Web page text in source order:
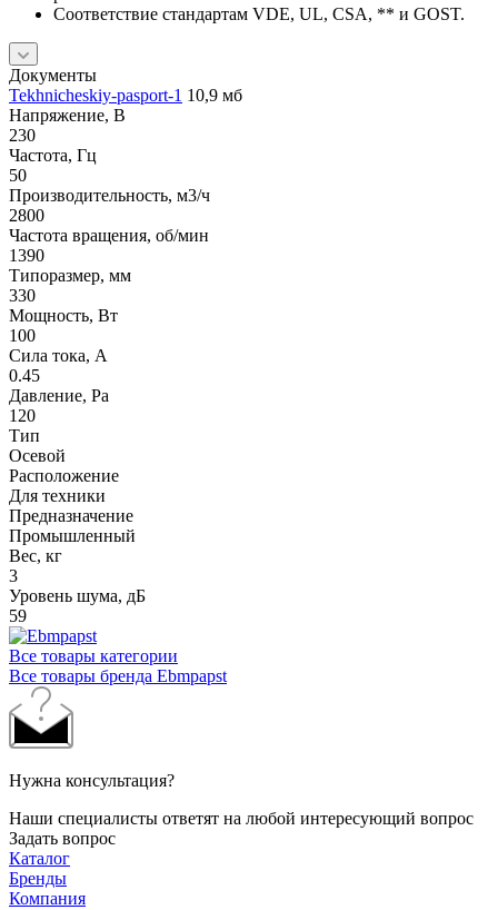
Соответствие стандартам VDE, UL, CSA, ** и GOST.
Документы
Tekhnicheskiy-pasport-1 10,9 мб
Напряжение, В
230
Частота, Гц
50
Производительность, м3/ч
2800
Частота вращения, об/мин
1390
Типоразмер, мм
330
Мощность, Вт
100
Сила тока, A
0.45
Давление, Pa
120
Тип
Осевой
Расположение
Для техники
Предназначение
Промышленный
Вес, кг
3
Уровень шума, дБ
59
Все товары категории
Все товары бренда Ebmpapst
Нужна консультация?
Наши специалисты ответят на любой интересующий вопрос
Задать вопрос
Каталог
Бренды
Компания